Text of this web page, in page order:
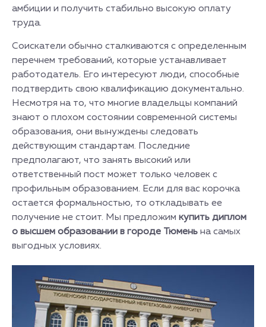
амбиции и получить стабильно высокую оплату
труда.
Соискатели обычно сталкиваются с определенным
перечнем требований, которые устанавливает
работодатель. Его интересуют люди, способные
подтвердить свою квалификацию документально.
Несмотря на то, что многие владельцы компаний
знают о плохом состоянии современной системы
образования, они вынуждены следовать
действующим стандартам. Последние
предполагают, что занять высокий или
ответственный пост может только человек с
профильным образованием. Если для вас корочка
остается формальностью, то откладывать ее
получение не стоит. Мы предложим купить диплом
о высшем образовании в городе Тюмень на самых
выгодных условиях.